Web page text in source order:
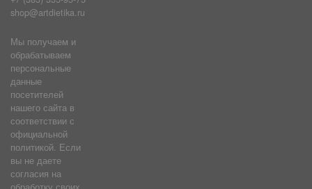
shop@artdietika.ru
Мы получаем и
обрабатываем
персональные
данные
посетителей
нашего сайта в
соответствии с
официальной
политикой. Если
вы не даете
согласия на